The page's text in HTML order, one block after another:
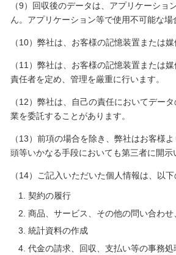
（9）回収後のデータは、アプリケーシ
ん。アプリケーション等で使用不可能な
（10）弊社は、お客様の記憶装置または
（11）弊社は、お客様の記憶装置または
責任者を定め、管理を厳重に行います。
（12）弊社は、自己の責任においてデー
業を委託することがあります。
（13）前項の場合を除き、弊社はお客様
頭等いかなる手段においても第三者に開示
（14）ご記入いただいた個人情報は、以
契約の履行
商品、サービス、その他の問い合わ
統計資料の作成
代金の請求、回収、支払い等の事務処